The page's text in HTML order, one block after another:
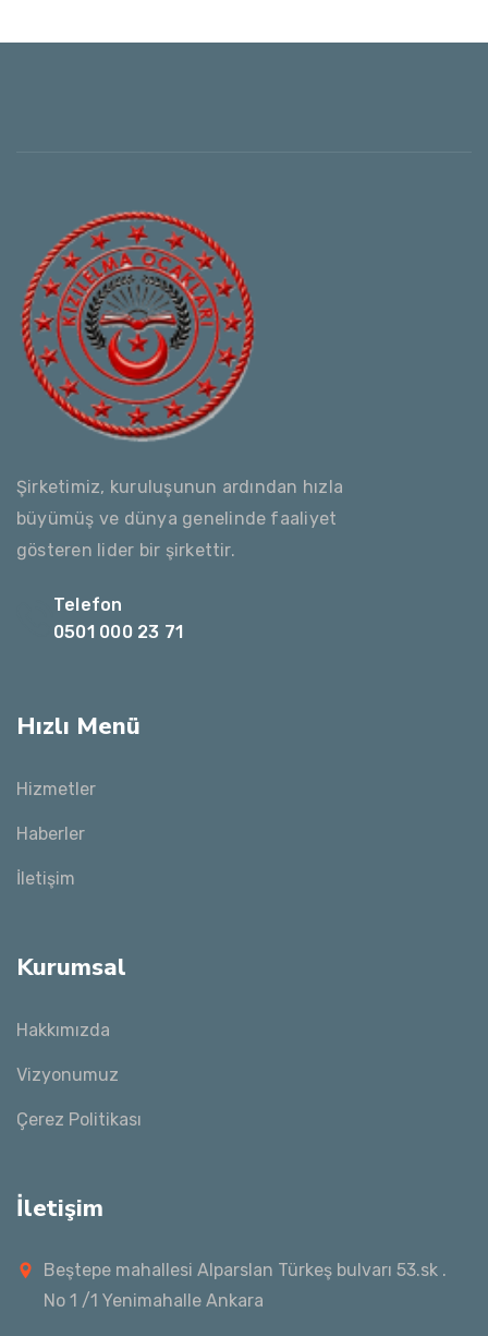
Şirketimiz, kuruluşunun ardından hızla
büyümüş ve dünya genelinde faaliyet
gösteren lider bir şirkettir.
Telefon
0501 000 23 71
Hızlı Menü
Hizmetler
Haberler
İletişim
Kurumsal
Hakkımızda
Vizyonumuz
Çerez Politikası
İletişim
Beştepe mahallesi Alparslan Türkeş bulvarı 53.sk .
No 1 /1 Yenimahalle Ankara